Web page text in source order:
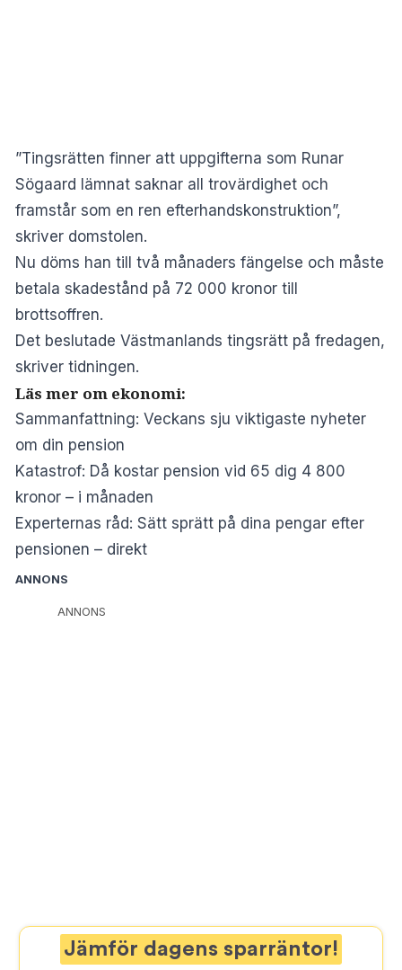
”Tingsrätten finner att uppgifterna som Runar
Sögaard lämnat saknar all trovärdighet och
framstår som en ren efterhandskonstruktion”,
skriver domstolen.
Nu döms han till två månaders fängelse och måste
betala skadestånd på 72 000 kronor till
brottsoffren.
Det beslutade Västmanlands tingsrätt på fredagen,
skriver tidningen.
Läs mer om ekonomi:
Sammanfattning: Veckans sju viktigaste nyheter
om din pension
Katastrof: Då kostar pension vid 65 dig 4 800
kronor – i månaden
Experternas råd: Sätt sprätt på dina pengar efter
pensionen – direkt
ANNONS
ANNONS